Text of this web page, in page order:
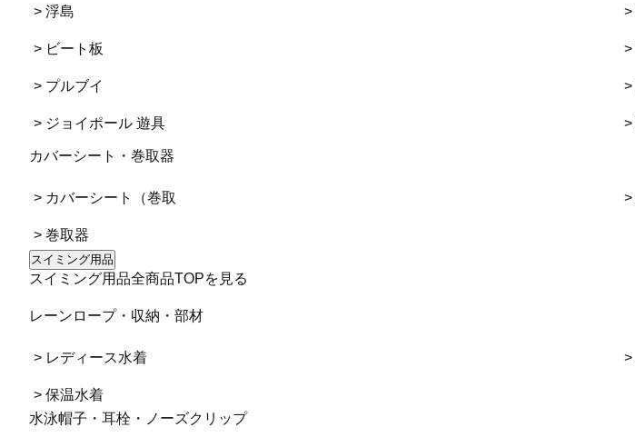
> 浮島
> ビート板
> プルブイ
> ジョイポール 遊具
>
>
>
>
カバーシート・巻取器
> カバーシート（巻取
> 巻取器
>
スイミング用品
スイミング用品全商品TOPを見る
レーンロープ・収納・部材
> レディース水着
> 保温水着
>
水泳帽子・耳栓・ノーズクリップ